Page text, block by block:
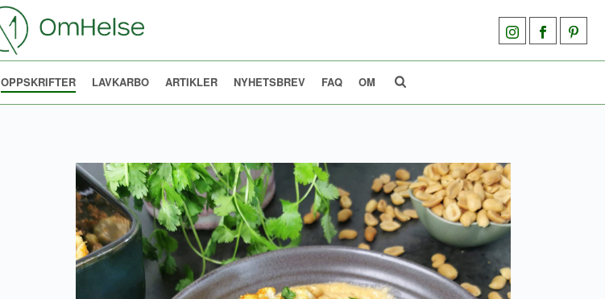
OPPSKRIFTER LAVKARBO ARTIKLER NYHETSBREV FAQ OM